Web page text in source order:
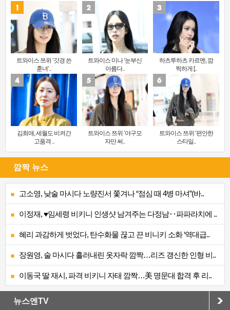
트와이스 쯔위 ‘갓경 쓴
훈녀’..
트와이스 미나 ‘눈부신
아름다..
하츠투하츠 카르멘, 깜
찍하게 [..
김희애, 세월도 비켜간
고품격 ..
트와이스 쯔위 ‘야구모
자만 써..
트와이스 쯔위 ‘편안한
스타일..
깜짝 뉴스
고소영, 낮술 마시다 노량진서 쫓겨나 “점심 때 4병 마셔”(바..
이정재, ♥임세령 비키니 인생샷 남겨주는 다정남‥파파라치에 ..
혜리 과감하게 벗었다, 탄수화물 끊고 끈 비니키 소화 ‘역대급..
장원영, 술 마시다 흘러내린 옷자락 깜짝…리즈 갱신한 인형 비..
이동국 딸 재시, 파격 비키니 자태 깜짝…美 명문대 합격 후 리..
뉴스엔TV